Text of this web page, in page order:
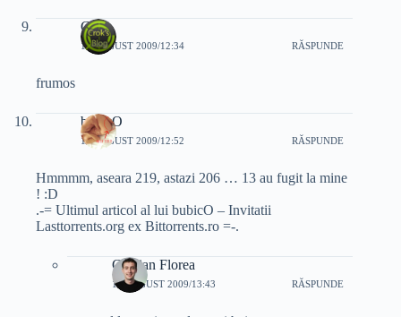
Crok
11 AUGUST 2009/12:34 RĂSPUNDE
frumos
bubicO
11 AUGUST 2009/12:52 RĂSPUNDE
Hmmmm, aseara 219, astazi 206 … 13 au fugit la mine
! :D
.-= Ultimul articol al lui bubicO – Invitatii
Lasttorrents.org ex Bittorrents.ro =-.
Cristian Florea
11 AUGUST 2009/13:43 RĂSPUNDE